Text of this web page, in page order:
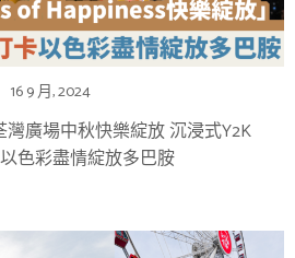
16 9 月, 2024
灣廣場中秋快樂綻放 沉浸式Y2K
色彩盡情綻放多巴胺